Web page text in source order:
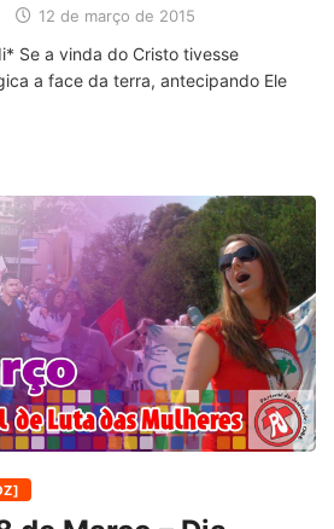
12 de março de 2015
Se a vinda do Cristo tivesse
a face da terra, antecipando Ele